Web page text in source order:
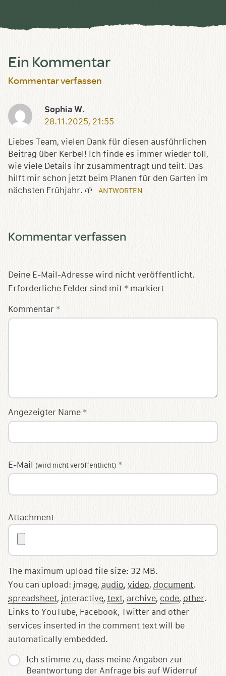
Ein Kommentar
Kommentar verfassen
Sophia W.
28.11.2025, 21:55
Liebes Team, vielen Dank für diesen ausführlichen
Beitrag über Kerbel! Ich finde es immer wieder toll,
wie viele Details ihr zusammentragt und teilt. Das
hilft mir schon jetzt beim Planen für den Garten im
nächsten Frühjahr. 🌱
ANTWORTEN
Kommentar verfassen
Deine E-Mail-Adresse wird nicht veröffentlicht.
Erforderliche Felder sind mit * markiert
Kommentar *
Angezeigter Name *
E-Mail (wird nicht veröffentlicht) *
Ich stimme zu, dass meine Angaben zur
Beantwortung der Anfrage bis auf Widerruf
Attachment
The maximum upload file size: 32 MB.
You can upload: image, audio, video, document,
spreadsheet, interactive, text, archive, code, other.
Links to YouTube, Facebook, Twitter and other
services inserted in the comment text will be
automatically embedded.